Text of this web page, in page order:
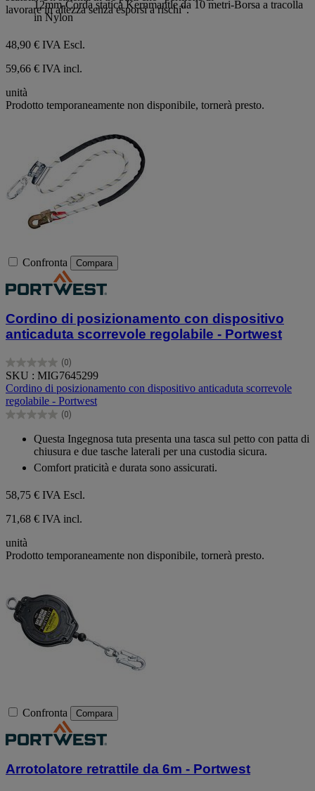
lavorare in altezza senza esporsi a rischi".
stelle.
12mm-Corda statica Kernmantle da 10 metri-Borsa a tracolla
in Nylon
48,90 € IVA Escl.
59,66 € IVA incl.
unità
Prodotto temporaneamente non disponibile, tornerà presto.
Confronta Compara
Cordino di posizionamento con dispositivo
anticaduta scorrevole regolabile - Portwest
(0)
0.0
su
5
stelle.
SKU : MIG7645299
Cordino di posizionamento con dispositivo anticaduta scorrevole
regolabile - Portwest
(0)
0.0
Questa Ingegnosa tuta presenta una tasca sul petto con patta di
chiusura e due tasche laterali per una custodia sicura.
Comfort praticità e durata sono assicurati.
58,75 € IVA Escl.
71,68 € IVA incl.
unità
Prodotto temporaneamente non disponibile, tornerà presto.
Confronta Compara
Arrotolatore retrattile da 6m - Portwest